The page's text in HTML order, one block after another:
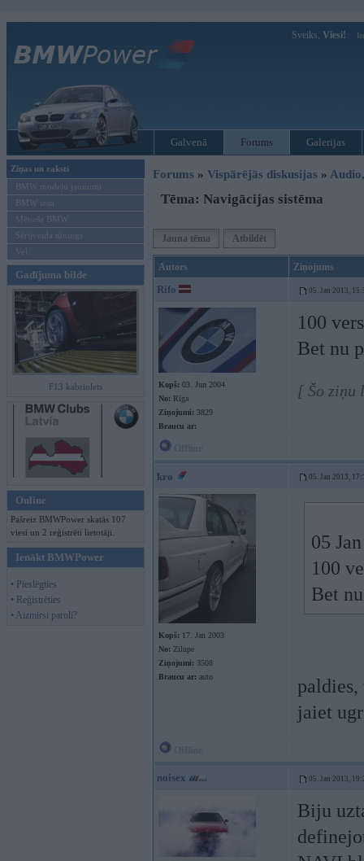
Sveiks, Viesi!
Galvenā Forums Galerijas
Ziņas un raksti
BMW modeļu jaunumi
BMW testi
Mēneša BMW
Sērijveida tūnings
Vel...
Gadījuma bilde
F13 kabriolets
Online
Pašreiz BMWPower skatās 107
viesi un 2 reģistrēti lietotāji.
Ienākt BMWPower
• Pieslēgties
• Reģistrēties
• Aizmirsi paroli?
Forums » Vispārējās diskusijas »
Tēma: Navigācijas sistēma
Jauna tēma Atbildēt
Autors Ziņojums
Rifo 05. Jan 2013,
Kopš: 03. Jun 2004
No: Rīga
Ziņojumi: 3829
Braucu ar:
100
Bet nu
[ Šo ziņu
kro 05. Jan 2013,
Kopš: 17. Jan 2003
No: Zilupe
Ziņojumi: 3508
Braucu ar: auto
05
100
Bet
paldies,
jaiet
noisex 05. Jan 2013,
Biju